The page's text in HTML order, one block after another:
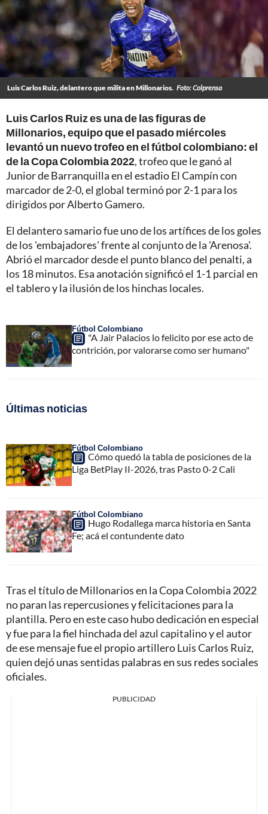
Luis Carlos Ruiz, delantero que milita en Millonarios. Foto: Colprensa
Luis Carlos Ruiz es una de las figuras de
Millonarios, equipo que el pasado miércoles
levantó un nuevo trofeo en el fútbol colombiano: el
de la Copa Colombia 2022, trofeo que le ganó al
Junior de Barranquilla en el estadio El Campín con
marcador de 2-0, el global terminó por 2-1 para los
dirigidos por Alberto Gamero.
El delantero samario fue uno de los artífices de los goles
de los 'embajadores' frente al conjunto de la 'Arenosa'.
Abrió el marcador desde el punto blanco del penalti, a
los 18 minutos. Esa anotación significó el 1-1 parcial en
el tablero y la ilusión de los hinchas locales.
Fútbol Colombiano
"A Jair Palacios lo felicito por ese acto de
contrición, por valorarse como ser humano"
Últimas noticias
Fútbol Colombiano
Cómo quedó la tabla de posiciones de la
Liga BetPlay II-2026, tras Pasto 0-2 Cali
Fútbol Colombiano
Hugo Rodallega marca historia en Santa
Fe; acá el contundente dato
Tras el título de Millonarios en la Copa Colombia 2022
no paran las repercusiones y felicitaciones para la
plantilla. Pero en este caso hubo dedicación en especial
y fue para la fiel hinchada del azul capitalino y el autor
de ese mensaje fue el propio artillero Luis Carlos Ruiz,
quien dejó unas sentidas palabras en sus redes sociales
oficiales.
PUBLICIDAD